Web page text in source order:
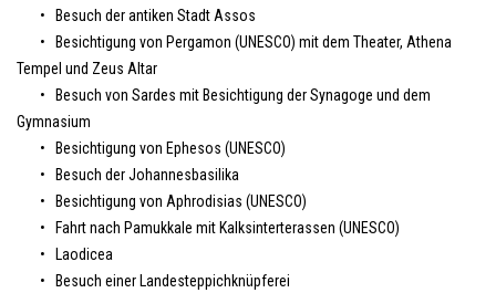
• Besuch der antiken Stadt Assos
• Besichtigung von Pergamon (UNESCO) mit dem Theater, Athena
Tempel und Zeus Altar
• Besuch von Sardes mit Besichtigung der Synagoge und dem
Gymnasium
• Besichtigung von Ephesos (UNESCO)
• Besuch der Johannesbasilika
• Besichtigung von Aphrodisias (UNESCO)
• Fahrt nach Pamukkale mit Kalksinterterassen (UNESCO)
• Laodicea
• Besuch einer Landesteppichknüpferei